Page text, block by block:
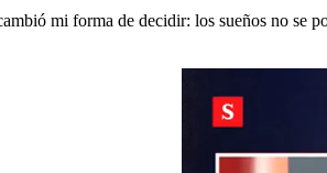
mi forma de decidir: los sueños no se